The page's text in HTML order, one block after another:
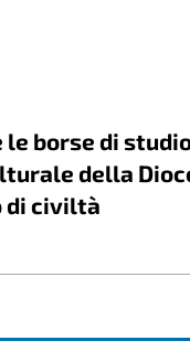
le borse di
della
di civiltà